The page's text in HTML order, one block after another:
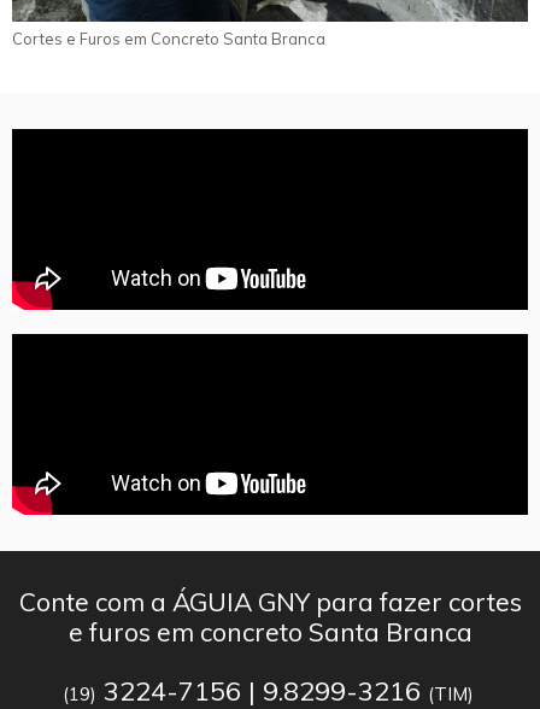
Cortes e Furos em Concreto Santa Branca
Conte com a ÁGUIA GNY para fazer cortes
e furos em concreto Santa Branca
(19) 3224-7156 | 9.8299-3216 (TIM)